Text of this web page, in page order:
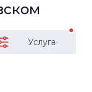
Услуга